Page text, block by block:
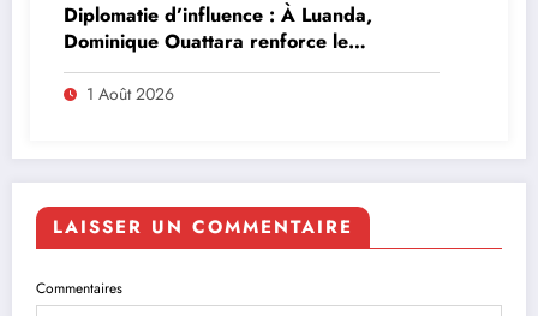
Diplomatie d’influence : À Luanda,
Dominique Ouattara renforce le
leadership solidaire de la Côte d’Ivoire en
Afrique
1 Août 2026
LAISSER UN COMMENTAIRE
Commentaires